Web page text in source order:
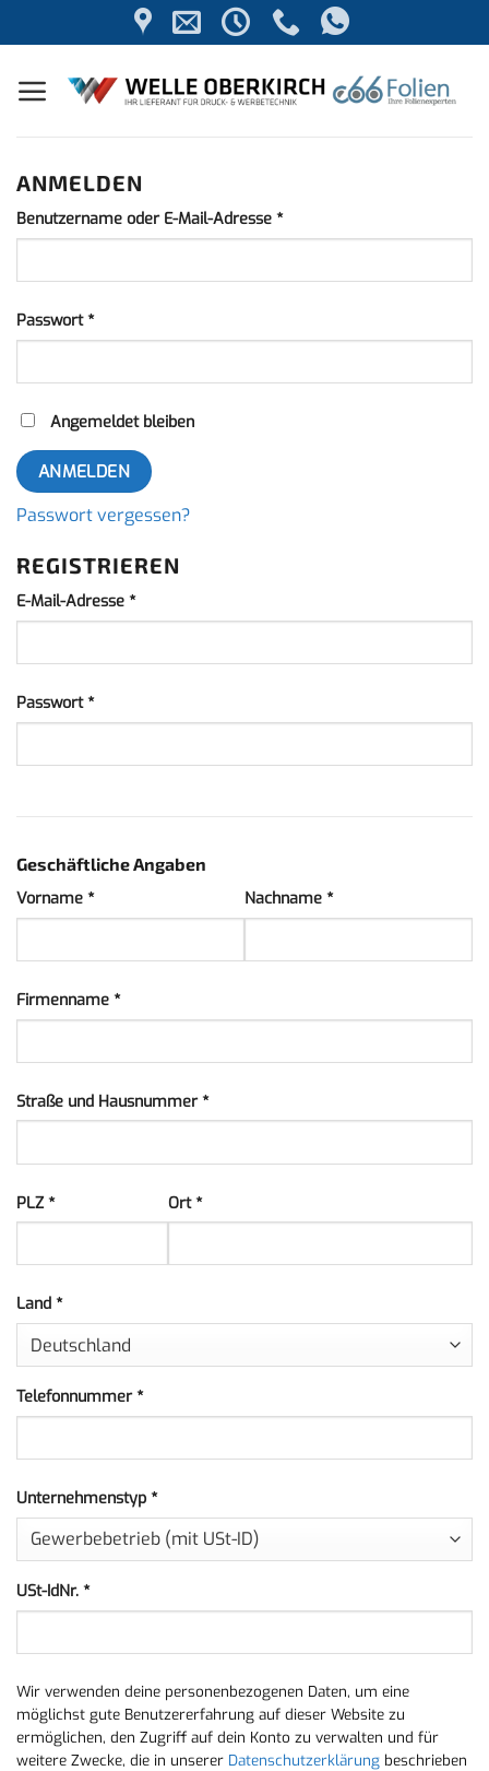
Inhalt
ANMELDEN
Benutzername oder E-Mail-Adresse *Erforderlich
Passwort*Erforderlich
Angemeldet bleiben
ANMELDEN
Passwort vergessen?
REGISTRIEREN
E-Mail-Adresse *Erforderlich
Passwort*Erforderlich
Geschäftliche Angaben
Vorname * Nachname *
Firmenname *
Straße und Hausnummer*
PLZ* Ort*
Land *
Telefonnummer*
Unternehmenstyp *
USt-IdNr. *
Wir verwenden deine personenbezogenen Daten, um eine
möglichst gute Benutzererfahrung auf dieser Website zu
ermöglichen, den Zugriff auf dein Konto zu verwalten und für
weitere Zwecke, die in unserer Datenschutzerklärung beschrieben